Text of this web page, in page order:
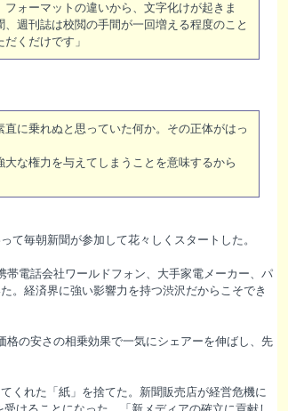
ォーマットの違いから、文字化けが起きま
週刊誌は校閲の手間が一回増える程度のこと
くだけです」
に乗れぬと思っていた何か。その正体がはっ
な権力を与えてしまうことを意味するから
毎朝新聞が参加して花々しくスタートした。
電話会社ワールドフォン、大手家電メーカー、パ
。経済界に強い影響力を持つ渋沢だからこそでき
の安さの相乗効果で一気にシェアーを伸ばし、先
くれた「紙」を捨てた。新聞販売店が経営危機に